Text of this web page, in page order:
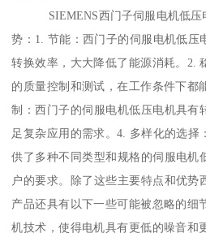
SIEMENS西门子伺服电机低压
势：1. 节能：西门子的伺服电机低压
转换效率，大大降低了能源消耗。2.
的质量控制和测试，在工作条件下都
制：西门子的伺服电机低压电机具有
足复杂应用的需求。4. 多样化的选择
供了多种不同类型和规格的伺服电机
户的要求。除了这些主要特点和优势
产品还具有以下一些可能被忽略的细
机技术，使得电机具有更低的噪音和